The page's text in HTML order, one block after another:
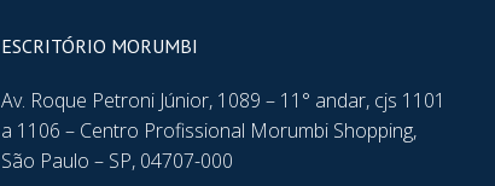
ESCRITÓRIO MORUMBI
Av. Roque Petroni Júnior, 1089 – 11° andar, cjs 1101
a 1106 – Centro Profissional Morumbi Shopping,
São Paulo – SP, 04707-000